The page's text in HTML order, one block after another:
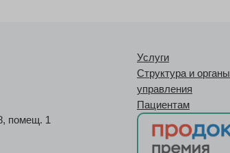
помещ. 1
Услуги
Структура и органы
управления
Пациентам